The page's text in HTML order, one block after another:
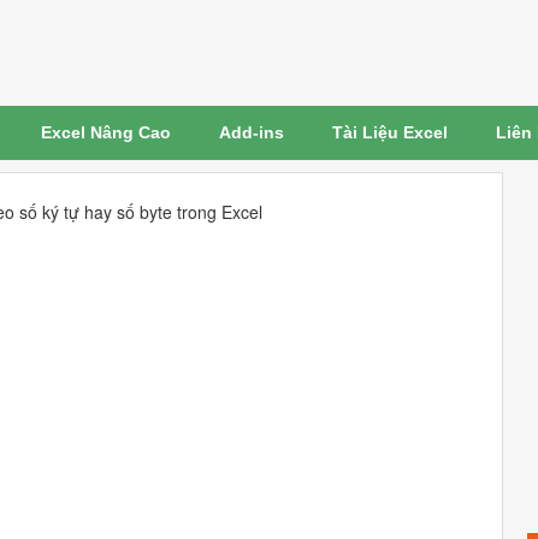
Excel Nâng Cao Add-ins Tài Liệu Excel Liên
số ký tự hay số byte trong Excel